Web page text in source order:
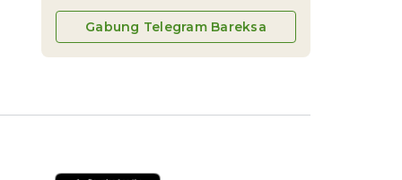
Gabung Telegram Bareksa